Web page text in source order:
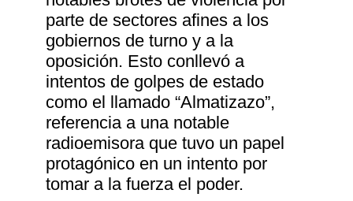
parte de sectores afines a los
gobiernos de turno y a la
oposición. Esto conllevó a
intentos de golpes de estado
como el llamado “Almatizazo”,
referencia a una notable
radioemisora que tuvo un papel
protagónico en un intento por
tomar a la fuerza el poder.